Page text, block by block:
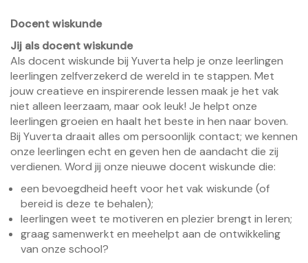
Docent wiskunde
Jij als docent wiskunde
Als docent wiskunde bij Yuverta help je onze leerlingen
leerlingen zelfverzekerd de wereld in te stappen. Met
jouw creatieve en inspirerende lessen maak je het vak
niet alleen leerzaam, maar ook leuk! Je helpt onze
leerlingen groeien en haalt het beste in hen naar boven.
Bij Yuverta draait alles om persoonlijk contact; we kennen
onze leerlingen echt en geven hen de aandacht die zij
verdienen. Word jij onze nieuwe docent wiskunde die:
een bevoegdheid heeft voor het vak wiskunde (of
bereid is deze te behalen);
leerlingen weet te motiveren en plezier brengt in leren;
graag samenwerkt en meehelpt aan de ontwikkeling
van onze school?